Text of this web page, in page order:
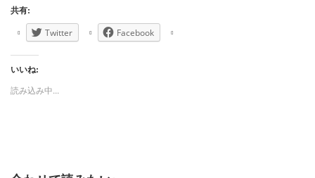
共有:
Twitter Facebook
いいね:
読み込み中...